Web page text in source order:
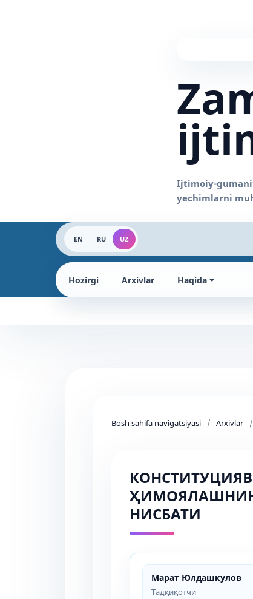
EN RU UZ
Hozirgi Arxivlar Haqida
Bosh sahifa navigatsiyasi / Arxivlar /
НИСБАТИ
Марат Юлдашкулов
Тадқиқотчи